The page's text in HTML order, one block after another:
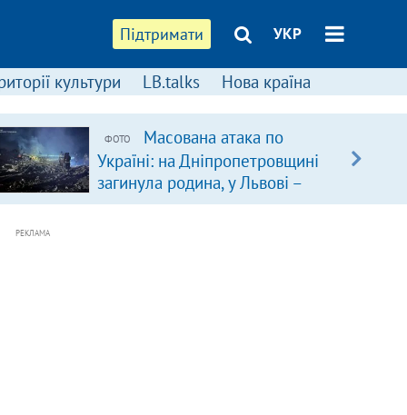
Підтримати УКР
культури LB.talks Нова країна
ФОТО
Масована атака по
Україні: на Дніпропетровщині
загинула родина, у Львові –
удар по багатоповерхівках
РЕКЛАМА